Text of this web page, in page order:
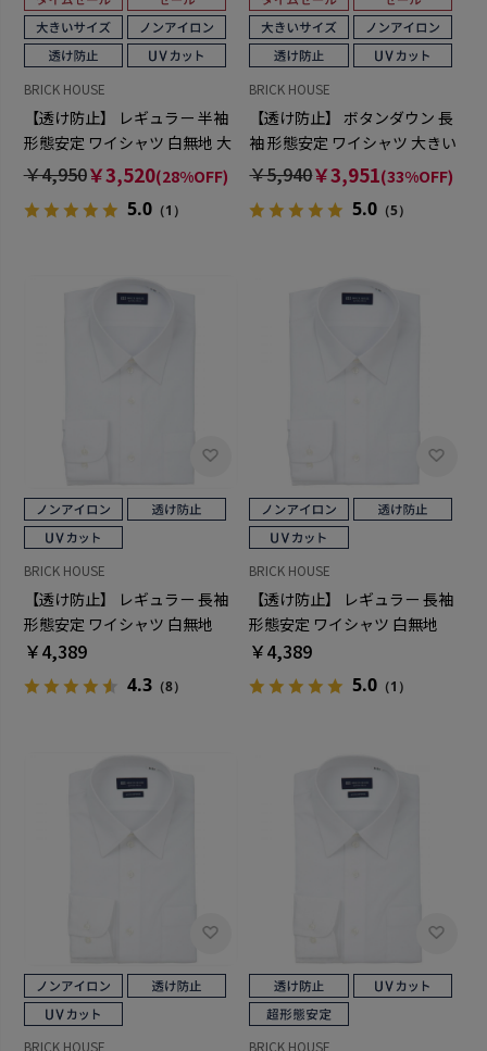
BRICK HOUSE
【透け防止】 レギュラー 半袖
形態安定 ワイシャツ 白無地 大
きいサイズ
￥4,950￥3,520(28%OFF)
5.0（1）
BRICK HOUSE
【透け防止】 ボタンダウン 長
袖 形態安定 ワイシャツ 大きい
サイズ
￥5,940￥3,951(33%OFF)
5.0 （5）
BRICK HOUSE
【透け防止】 レギュラー 長袖
形態安定 ワイシャツ 白無地
￥4,389
4.3（8）
BRICK HOUSE
【透け防止】 レギュラー 長袖
形態安定 ワイシャツ 白無地
￥4,389
5.0 （1）
BRICK HOUSE BRICK HOUSE